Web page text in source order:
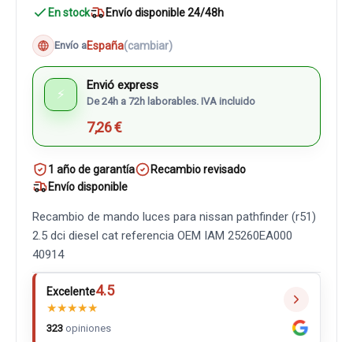
En stock Envío disponible 24/48h
Envío aEspaña(cambiar)
⚡
Envió express
De 24h a 72h laborables. IVA incluido
7,26 €
1 año de garantía
Recambio revisado
Envío disponible
Recambio de mando luces para nissan pathfinder (r51)
2.5 dci diesel cat referencia OEM IAM 25260EA000
40914
Excelente4.5
★★★★★
323 opiniones